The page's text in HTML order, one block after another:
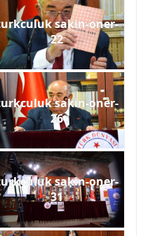
sakin-oner-
22
sakin-oner-
26
sakin-oner-
31